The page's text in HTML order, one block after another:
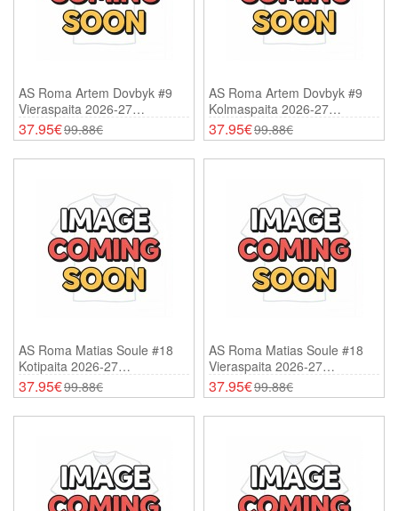
AS Roma Artem Dovbyk #9
Vieraspaita 2026-27
Lyhythihainen
37.95€99.88€
AS Roma Artem Dovbyk #9
Kolmaspaita 2026-27
Lyhythihainen
37.95€99.88€
AS Roma Matias Soule #18
Kotipaita 2026-27
Lyhythihainen
37.95€99.88€
AS Roma Matias Soule #18
Vieraspaita 2026-27
Lyhythihainen
37.95€99.88€